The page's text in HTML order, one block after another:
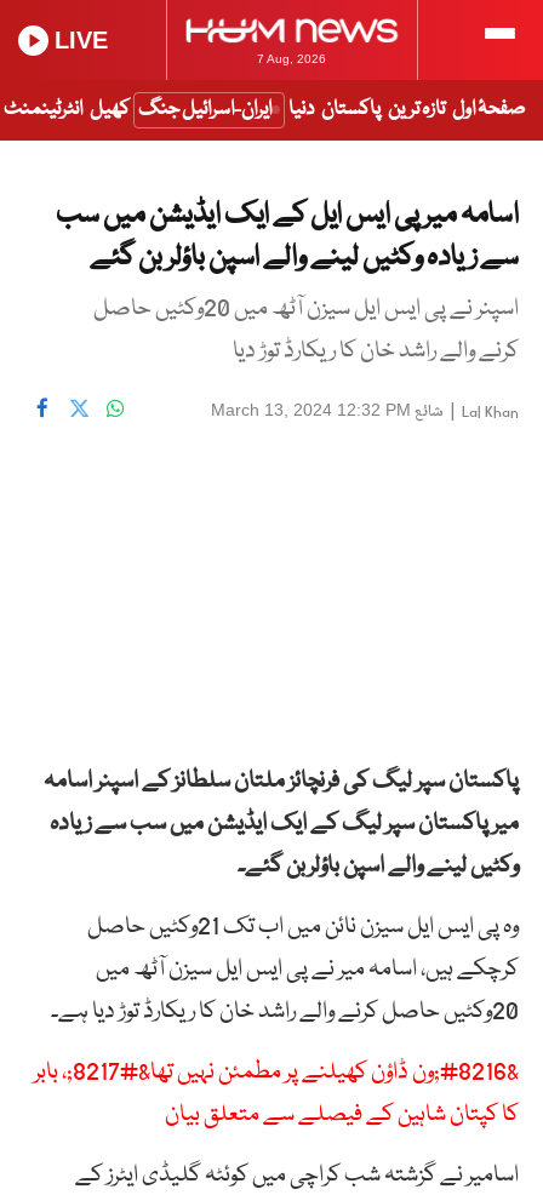
7 Aug, 2026
LIVE
صفحۂ اول تازہ ترین پاکستان دنیا ایران-اسرائیل جنگ کھیل انٹرٹینمنٹ
اسامہ میر پی ایس ایل کے ایک ایڈیشن میں سب
سے زیادہ وکٹیں لینے والے اسپن باؤلر بن گئے
اسپنر نے پی ایس ایل سیزن آٹھ میں 20وکٹیں حاصل
کرنے والے راشد خان کا ریکارڈ توڑ دیا
Lal Khan
| شائع March 13, 2024 12:32 PM
پاکستان سپر لیگ کی فرنچائز ملتان سلطانز کے اسپنر اسامہ
میر پاکستان سپر لیگ کے ایک ایڈیشن میں سب سے زیادہ
وکٹیں لینے والے اسپن باؤلربن گئے۔
وہ پی ایس ایل سیزن نائن میں اب تک 21وکٹیں حاصل
کرچکے ہیں، اسامہ میر نے پی ایس ایل سیزن آٹھ میں
20وکٹیں حاصل کرنے والے راشد خان کا ریکارڈ توڑ دیا ہے۔
&#8216;ون ڈاؤن کھیلنے پر مطمئن نہیں تھا&#8217;، بابر
کا کپتان شاہین کے فیصلے سے متعلق بیان
اسامیر نے گزشتہ شب کراچی میں کوئٹہ گلیڈی ایٹرز کے